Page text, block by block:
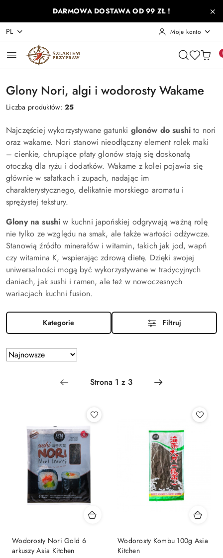
Przejdź do treści głównej
Przejdź do wyszukiwarki
Przejdź do moje konto
Przejdź do menu głównego
Przejdź do stopkiDARMOWA DOSTAWA OD 99 ZŁ !
PL Moje konto
Glony Nori, algi i wodorosty Wakame
Liczba produktów:25
Najczęściej wykorzystywane gatunki glonów do sushi to nori
oraz wakame. Nori stanowi nieodłączny element rolek maki
– cienkie, chrupiące płaty glonów stają się doskonałą
otoczką dla ryżu i dodatków. Wakame z kolei pojawia się
głównie w sałatkach i zupach, nadając im
charakterystycznego, delikatnie morskiego aromatu i
sprężystej tekstury.
Glony na sushi w kuchni japońskiej odgrywają ważną rolę
nie tylko ze względu na smak, ale także wartości odżywcze.
Stanowią źródło minerałów i witamin, takich jak jod, wapń
czy witamina K, wspierając zdrową dietę. Dzięki swojej
uniwersalności mogą być wykorzystywane w tradycyjnych
daniach, jak sushi i ramen, ale też w nowoczesnych
wariacjach kuchni fusion.
Kategorie Filtruj
Zastosowano
sortowanie:
Sortuj
według
Wodorosty Nori Gold 6
arkuszy Asia Kitchen
Wodorosty Kombu 100g Asia
Kitchen